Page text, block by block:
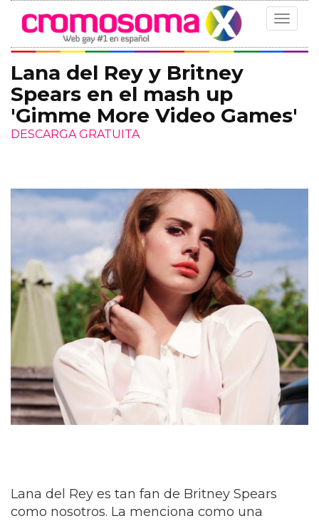
Toggle
Lana del Rey y Britney
Spears en el mash up
'Gimme More Video Games'
DESCARGA GRATUITA
Lana del Rey es tan fan de Britney Spears
como nosotros. La menciona como una